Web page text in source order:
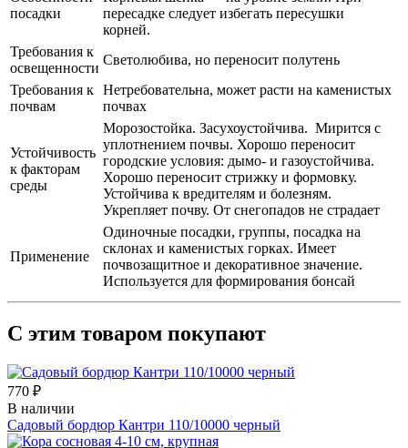
посадки
пересадке следует избегать пересушки
корней.
Требования к
освещенности
Светолюбива, но переносит полутень
Требования к
почвам
Нетребовательна, может расти на каменистых
почвах
Устойчивость
к факторам
среды
Морозостойка. Засухоустойчива. Мирится с
уплотнением почвы. Хорошо переносит
городские условия: дымо- и газоустойчива.
Хорошо переносит стрижку и формовку.
Устойчива к вредителям и болезням.
Укрепляет почву. От снегопадов не страдает
Применение
Одиночные посадки, группы, посадка на
склонах и каменистых горках. Имеет
почвозащитное и декоративное значение.
Используется для формирования бонсай
С этим товаром покупают
770 ₽
В наличии
Садовый бордюр Кантри 110/10000 черный